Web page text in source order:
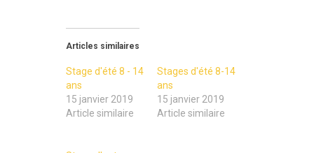
Articles similaires
Stage d'été 8 - 14
ans
15 janvier 2019
Article similaire
Stages d'été 8-14
ans
15 janvier 2019
Article similaire